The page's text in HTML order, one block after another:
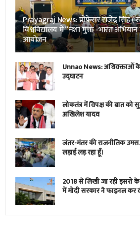
Prayagraj News: प्रोफेसर राजेंद्र सिंह (
विश्वविद्यालय में “नशा मुक्त -भारत
आयोजन
Unnao News: अधिवक्ताओं
उद्घाटन
लोकतंत्र में विपक्ष की बात को
अखिलेश यादव
जंतर-मंतर की राजनीतिक
लड़ाई लड़ रहा हूँ।
2018 से लिखी जा रही इसरो
में मोदी सरकार ने फाइनल कर